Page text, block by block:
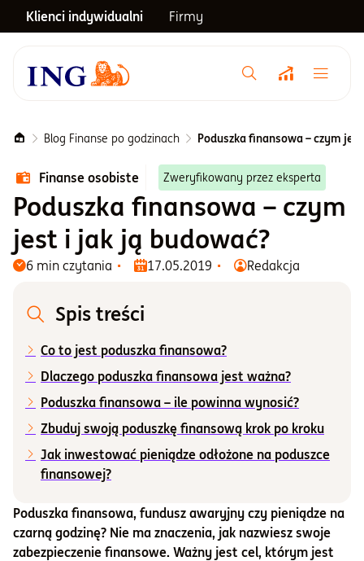
Klienci indywidualni Firmy
Menu główne
Notowania
Emerytura
Inwestycje
Centrum pomocy
Informacje i dokumenty
O nas
Otwórz konto
Zaloguj
Blog Finanse po godzinach Poduszka finansowa – czym
Finanse osobiste Zweryfikowany przez eksperta
Poduszka finansowa – czym
jest i jak ją budować?
6 min czytania 17.05.2019 Redakcja
Poduszka finansowa, fundusz awaryjny czy pieniądze na
czarną godzinę? Nie ma znaczenia, jak nazwiesz swoje
zabezpieczenie finansowe. Ważny jest cel, którym jest
Spis treści
Co to jest poduszka finansowa?
Dlaczego poduszka finansowa jest ważna?
Poduszka finansowa – ile powinna wynosić?
Zbuduj swoją poduszkę finansową krok po kroku
Jak inwestować pieniądze odłożone na poduszce
finansowej?